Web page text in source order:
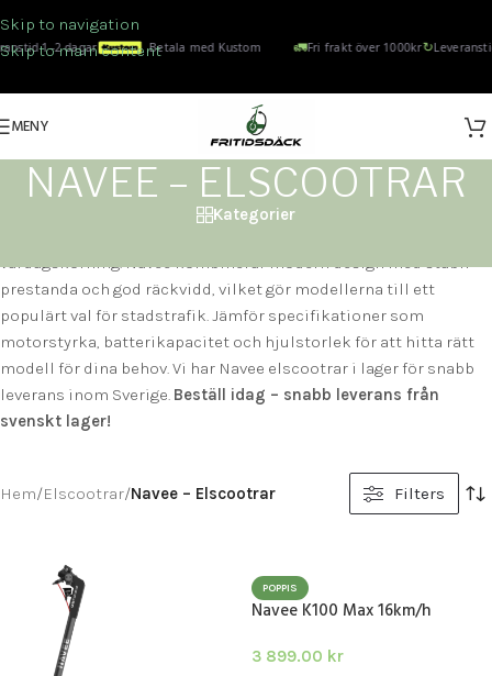
Skip to navigation
Skip to main content
1–2 dagar Betala med Kustom 🚛Fri frakt över 1000kr↻
MENY
NAVEE – ELSCOOTRAR
Kategorier
vardagskörning. Navee kombinerar modern design med stabil
prestanda och god räckvidd, vilket gör modellerna till ett
populärt val för stadstrafik. Jämför specifikationer som
motorstyrka, batterikapacitet och hjulstorlek för att hitta rätt
modell för dina behov. Vi har Navee elscootrar i lager för snabb
leverans inom Sverige. Beställ idag – snabb leverans från
svenskt lager!
Hem/Elscootrar/Navee – Elscootrar Filters
POPPIS
Navee K100 Max 16km/h
3 899.00 kr